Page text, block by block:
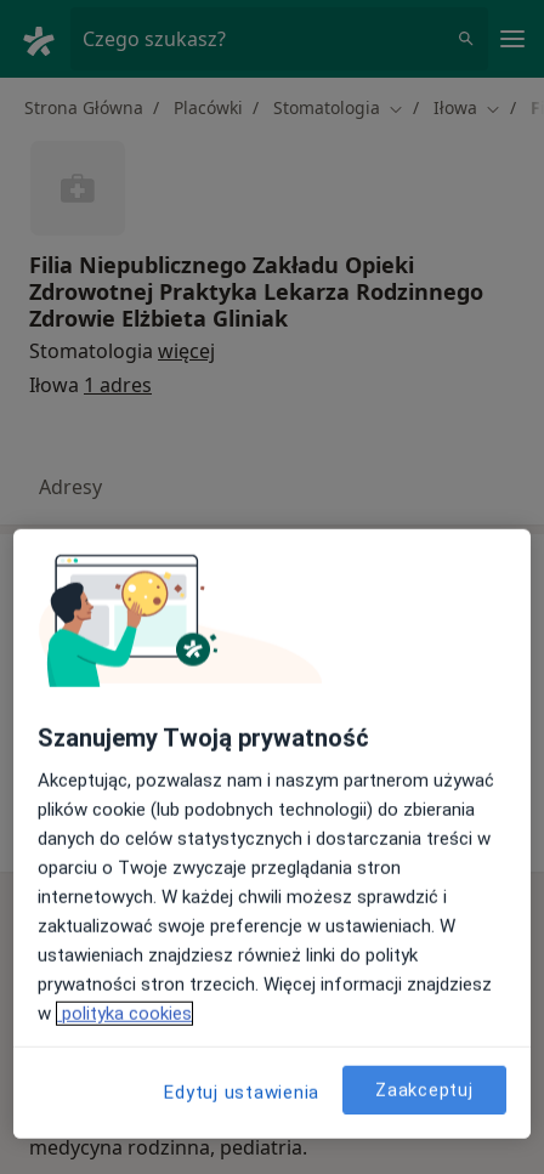
Czego szukasz?
Strona Główna Placówki Stomatologia Zmień miasto
Iłowa Zmień
Filia Niepublicznego Zakładu Opieki
Zdrowotnej Praktyka Lekarza Rodzinnego
Zdrowie Elżbieta Gliniak
Stomatologia więcej
Iłowa 1 adres
Adresy
Adres
Powiększ mapę
Filia Niepublicznego Zakładu Opieki Zdrowotnej Praktyka
Lekarza Rodzinnego Zdrowie Elżbieta Gliniak
Kolejowa 7, 68-120 Iłowa
Najczęściej zadawane pytania
Porady z jakiego zakresu oferuje Filia Niepublicznego
Zakładu Opieki Zdrowotnej Praktyka Lekarza
Rodzinnego Zdrowie Elżbieta Gliniak, Iłowa?
Filia Niepublicznego Zakładu Opieki Zdrowotnej
Praktyka Lekarza Rodzinnego Zdrowie Elżbieta
Gliniak, Iłowa dysponuje dużym zespołem o
następujących zakresach porad: stomatologia,
medycyna rodzinna, pediatria.
Szanujemy Twoją prywatność
Akceptując, pozwalasz nam i naszym partnerom używać
plików cookie (lub podobnych technologii) do zbierania
danych do celów statystycznych i dostarczania treści w
oparciu o Twoje zwyczaje przeglądania stron
internetowych. W każdej chwili możesz sprawdzić i
zaktualizować swoje preferencje w ustawieniach. W
ustawieniach znajdziesz również linki do polityk
prywatności stron trzecich. Więcej informacji znajdziesz
w polityka cookies
Edytuj ustawienia Zaakceptuj